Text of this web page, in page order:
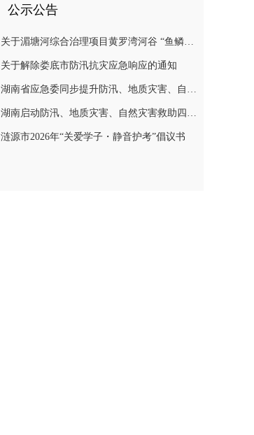
公示公告
关于湄塘河综合治理项目黄罗湾河谷 “鱼鳞坝”区域不对外开放的公告
关于解除娄底市防汛抗灾应急响应的通知
湖南省应急委同步提升防汛、地质灾害、自然灾害救助应急响应至三级
湖南启动防汛、地质灾害、自然灾害救助四级应急响应
涟源市2026年“关爱学子・静音护考”倡议书